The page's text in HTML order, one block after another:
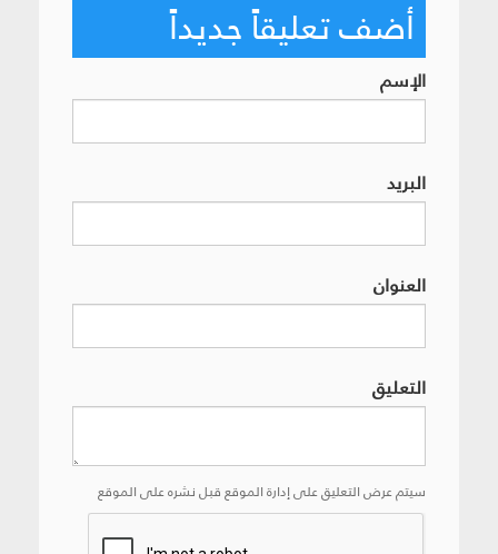
أضف تعليقاً جديداً
الإسم
البريد
العنوان
التعليق
سيتم عرض التعليق على إدارة الموقع قبل نشره على الموقع